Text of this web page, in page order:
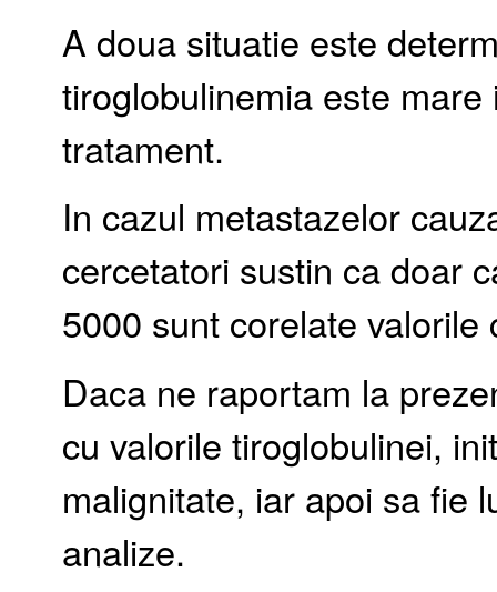
A doua situatie este
tiroglobulinemia este
tratament.
In cazul metastazelor
cercetatori sustin ca doar
5000 sunt corelate
Daca ne raportam la
cu valorile tiroglobulinei,
malignitate, iar apoi sa fie
analize.